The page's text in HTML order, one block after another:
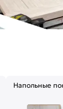
Напольные